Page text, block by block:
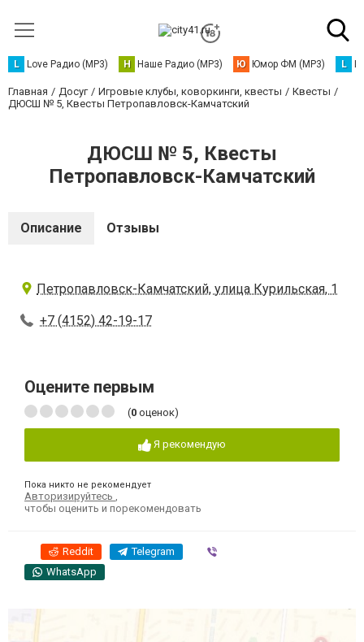
L Love Радио (MP3) Н Наше Радио (MP3) Ю Юмор ФМ (MP3) L
Главная Досуг Игровые клубы, коворкинги, квесты
Квесты
ДЮСШ № 5, Квесты Петропавловск-Камчатский
ДЮСШ № 5, Квесты
Петропавловск-Камчатский
Описание Отзывы
Петропавловск-Камчатский, улица Курильская, 1
+7 (4152) 42-19-17
Оцените первым
(0 оценок)
Я рекомендую
Пока никто не рекомендует
Авторизируйтесь
чтобы оценить и порекомендовать
Reddit Telegram
WhatsApp